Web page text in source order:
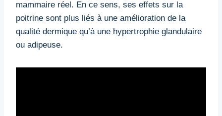
mammaire réel. En ce sens, ses effets sur la
poitrine sont plus liés à une amélioration de la
qualité dermique qu’à une hypertrophie glandulaire
ou adipeuse.